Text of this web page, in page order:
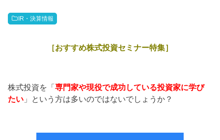
IR・決算情報
［おすすめ株式投資セミナー特集］
株式投資を「専門家や現役で成功している投資家に学び
たい 」という方は多いのではないでしょうか？